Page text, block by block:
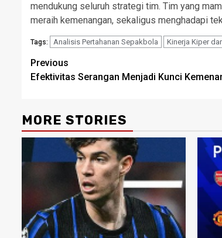
mendukung seluruh strategi tim. Tim yang
meraih kemenangan, sekaligus menghadapi
Tags: Analisis Pertahanan Sepakbola Kinerja Kiper
Post
navigation
Previous
Efektivitas Serangan Menjadi Kunci
MORE STORIES